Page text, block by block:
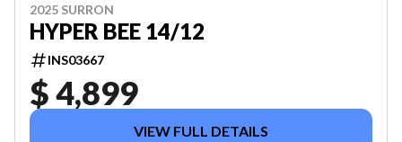
2025 SURRON
HYPER BEE 14/12
INS03667
$ 4,899
VIEW FULL DETAILS